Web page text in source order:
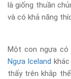
là giống thuần
và có khả năng
Một con ngựa có
Ngựa Iceland
thấy trên khắp